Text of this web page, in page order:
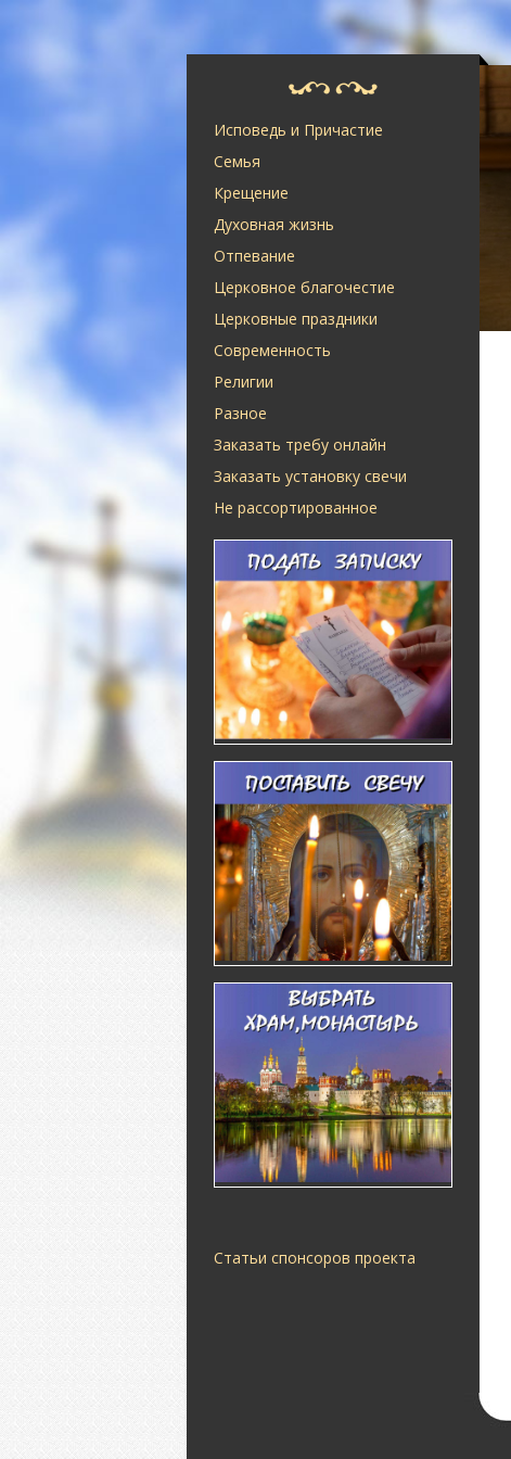
Исповедь и Причастие
Семья
Крещение
Духовная жизнь
Отпевание
Церковное благочестие
Церковные праздники
Современность
Религии
Разное
Заказать требу онлайн
Заказать установку свечи
Не рассортированное
Статьи спонсоров проекта